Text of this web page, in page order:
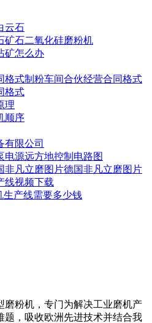
云石
矿石二氧化硅磨粉机
矿怎么办
格式制粉车间合伙经营合同格式
格式
理
顺序
有限公司
电源远方地控制电路图
非凡立磨图片德国非凡立磨图片
线视频下载
生产线需要多少钱
磨粉机，专门为解决工业磨机产
题，吸收欧洲先进技术并结合我